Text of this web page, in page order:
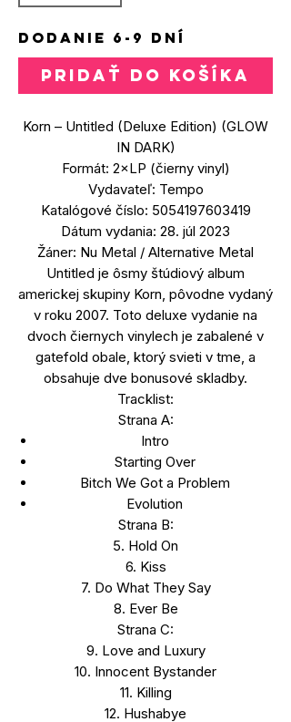
DODANIE 6-9 DNÍ
PRIDAŤ DO KOŠÍKA
Korn – Untitled (Deluxe Edition) (GLOW
IN DARK)
Formát: 2×LP (čierny vinyl)
Vydavateľ: Tempo
Katalógové číslo: 5054197603419
Dátum vydania: 28. júl 2023
Žáner: Nu Metal / Alternative Metal
Untitled je ôsmy štúdiový album
americkej skupiny Korn, pôvodne vydaný
v roku 2007. Toto deluxe vydanie na
dvoch čiernych vinylech je zabalené v
gatefold obale, ktorý svieti v tme, a
obsahuje dve bonusové skladby.
Tracklist:
Strana A:
Intro
Starting Over
Bitch We Got a Problem
Evolution
Strana B:
5. Hold On
6. Kiss
7. Do What They Say
8. Ever Be
Strana C:
9. Love and Luxury
10. Innocent Bystander
11. Killing
12. Hushabye